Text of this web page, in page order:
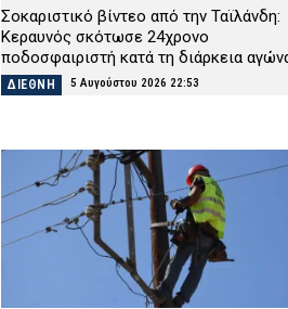
Σοκαριστικό βίντεο από την Ταϊλάνδη:
Κεραυνός σκότωσε 24χρονο
ποδοσφαιριστή κατά τη διάρκεια
ΔΙΕΘΝΗ 5 Αυγούστου 2026 22:53
ελικοπτέρων – Μια ημέρα πριν
επιχειρούσε στον τόπο καταγωγής του
ΕΙΔΗΣΕΙΣ 5 Αυγούστου 2026 22:38
Κέρκυρα: Συνελήφθη 19χρονος
– Εντοπίστηκε με μαχαίρι 11
αστυνομικό έλεγχο